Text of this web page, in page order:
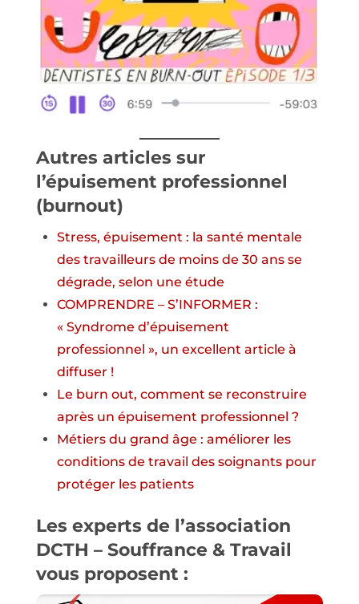
Autres articles sur
l’épuisement professionnel
(burnout)
Stress, épuisement : la santé mentale
des travailleurs de moins de 30 ans se
dégrade, selon une étude
COMPRENDRE – S’INFORMER :
« Syndrome d’épuisement
professionnel », un excellent article à
diffuser !
Le burn out, comment se reconstruire
après un épuisement professionnel ?
Métiers du grand âge : améliorer les
conditions de travail des soignants pour
protéger les patients
Les experts de l’association
DCTH – Souffrance & Travail
vous proposent :